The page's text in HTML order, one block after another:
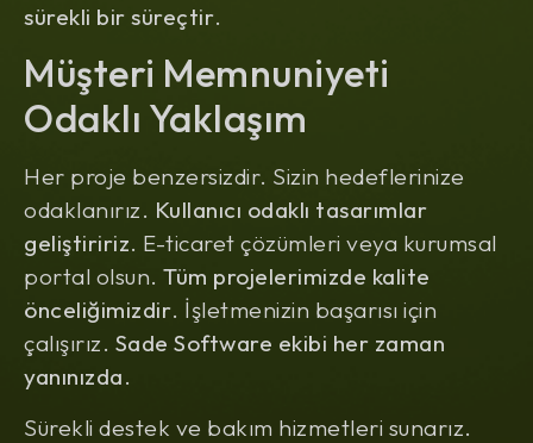
sürekli bir süreçtir.
Müşteri Memnuniyeti
Odaklı Yaklaşım
Her proje benzersizdir. Sizin hedeflerinize
odaklanırız. Kullanıcı odaklı tasarımlar
geliştiririz. E-ticaret çözümleri veya kurumsal
portal olsun. Tüm projelerimizde kalite
önceliğimizdir. İşletmenizin başarısı için
çalışırız. Sade Software ekibi her zaman
yanınızda.
Sürekli destek ve bakım hizmetleri sunarız.